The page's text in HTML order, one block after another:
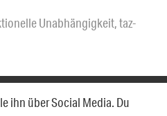
Unabhängigkeit,taz-
ihn über Social Media. Du